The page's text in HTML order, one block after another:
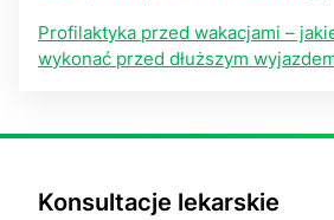
Profilaktyka przed wakacjami –
wykonać przed dłuższym
Konsultacje lekarskie